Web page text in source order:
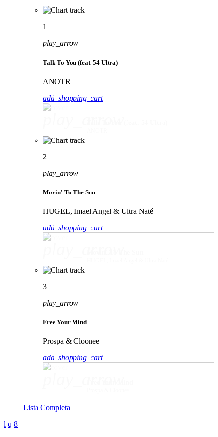
1
play_arrow
Talk To You (feat. 54 Ultra)
ANOTR
add_shopping_cart
2
play_arrow
Movin' To The Sun
HUGEL, Imael Angel & Ultra Naté
add_shopping_cart
3
play_arrow
Free Your Mind
Prospa & Cloonee
add_shopping_cart
Lista Completa